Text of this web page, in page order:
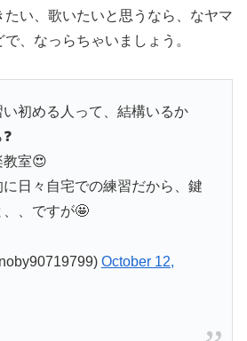
たい、歌いたいと思うなら、なヤマ
、なっらちゃいましょう。
初める人って、結構いるか
教室😍
日々自宅での練習だから、鍵
、ですが🤩
October 12,